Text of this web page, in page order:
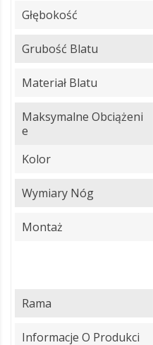
Głębokość
Grubość Blatu
Materiał Blatu
Maksymalne Obciążeni
E
Kolor
Wymiary Nóg
Montaż
Rama
Informacje O Produkci